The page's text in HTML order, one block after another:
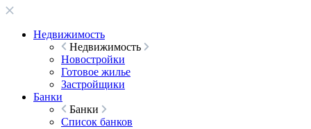
Недвижимость
Недвижимость
Новостройки
Готовое жилье
Застройщики
Банки
Банки
Список банков